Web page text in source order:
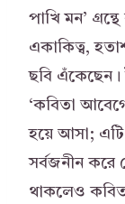
পাখি মন’
একাকিত্ব,
ছবি
‘কবিতা
হয়ে আসা; এটি
সর্বজনীন করে
থাকলেও